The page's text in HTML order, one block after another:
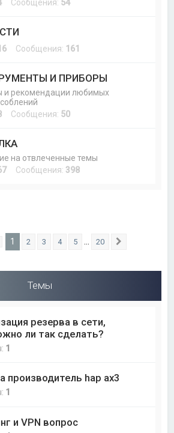
Сообщения: 54
Сообщения: 161
И ПРИБОРЫ
и рекомендации любимых
Сообщения: 50
на отвлеченные темы
Сообщения: 398
Страница из 20
1 2 3 4 5 20
Темы
резерва в сети,
ли так сделать?
1
производитель hap ax3
1
и VPN вопрос